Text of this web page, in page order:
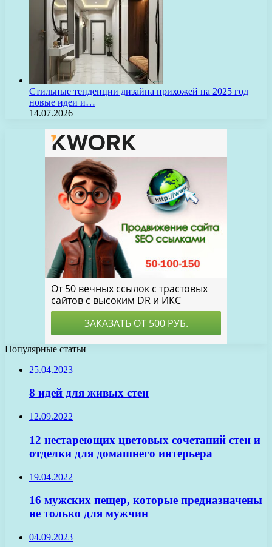
Стильные тенденции дизайна прихожей на 2025 год
новые идеи и…
14.07.2026
Популярные статьи
25.04.2023
8 идей для живых стен
12.09.2022
12 нестареющих цветовых сочетаний стен и
отделки для домашнего интерьера
19.04.2022
16 мужских пещер, которые предназначены
не только для мужчин
04.09.2023